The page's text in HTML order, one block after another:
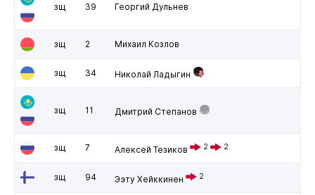
зщ 39 Георгий Дульнев
зщ 2 Михаил Козлов
зщ 34 Николай Ладыгин
зщ 11 Дмитрий Степанов
зщ 7 Алексей Тезиков 2 2
зщ 94 Ээту Хейккинен 2